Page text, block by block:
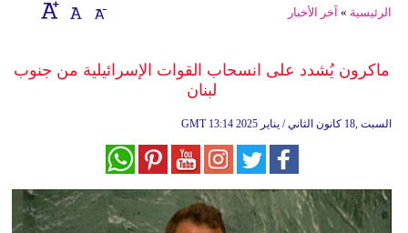
إقتصاد
وموسيقى
سياحة
الرئيسية » آخر الأخبار
ماكرون يُشدد على انسحاب القوات الإسرائيلية من جنوب
لبنان
GMT 13:14 2025 السبت ,18 كانون الثاني / يناير